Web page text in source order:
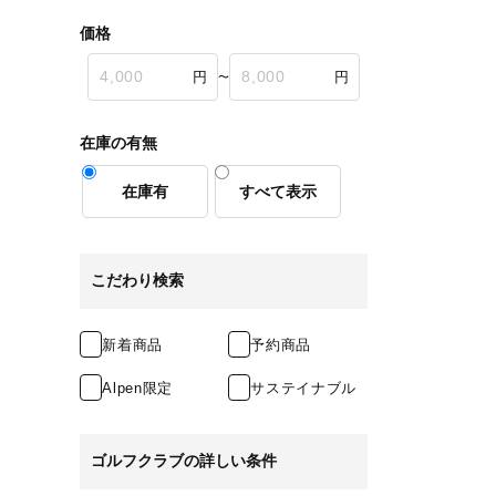
価格
〜
在庫の有無
在庫有 すべて表示
こだわり検索
新着商品 予約商品
Alpen限定 サステイナブル
ゴルフクラブの詳しい条件